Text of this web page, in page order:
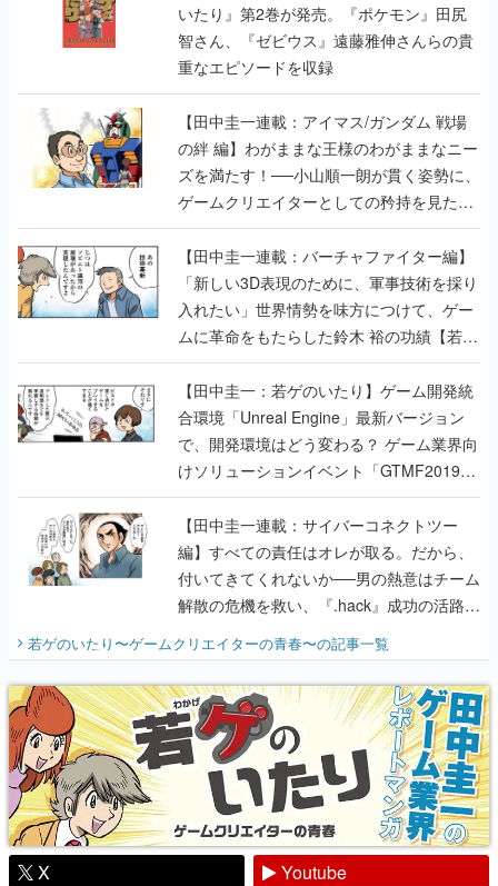
いたり』第2巻が発売。『ポケモン』田尻
智さん、『ゼビウス』遠藤雅伸さんらの貴
重なエピソードを収録
【田中圭一連載：アイマス/ガンダム 戦場
の絆 編】わがままな王様のわがままなニー
ズを満たす！──小山順一朗が貫く姿勢に、
ゲームクリエイターとしての矜持を見た
【若ゲのいたり最終回】
【田中圭一連載：バーチャファイター編】
「新しい3D表現のために、軍事技術を採り
入れたい」世界情勢を味方につけて、ゲー
ムに革命をもたらした鈴木 裕の功績【若ゲ
のいたり】
【田中圭一：若ゲのいたり】ゲーム開発統
合環境「Unreal Engine」最新バージョン
で、開発環境はどう変わる？ ゲーム業界向
けソリューションイベント「GTMF2019」
に行って、より理解を深めよう【PR】
【田中圭一連載：サイバーコネクトツー
編】すべての責任はオレが取る。だから、
付いてきてくれないか──男の熱意はチーム
解散の危機を救い、『.hack』成功の活路を
『少年ジャンプ』色だった【若ゲのいた
り】
若ゲのいたり〜ゲームクリエイターの青春〜の記事一覧
X
Youtube